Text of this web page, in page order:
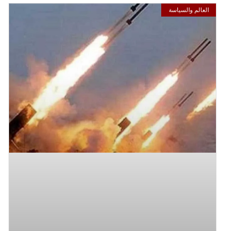
العالم والسياسة